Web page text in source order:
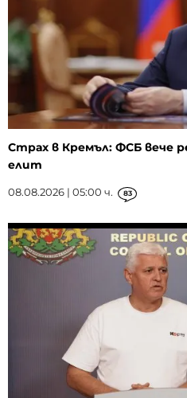
Страх в Кремъл: ФСБ вече
елит
08.08.2026 | 05:00 ч. 83